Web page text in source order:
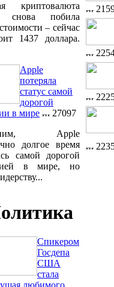
криптовалюта
снова побила
– сейчас
1437 доллара.
Apple
потеряла
статус самой
дорогой
в мире
27097
Apple
долгое время
самой дорогой
в мире, но
Спикером
Госдепа
США
стала